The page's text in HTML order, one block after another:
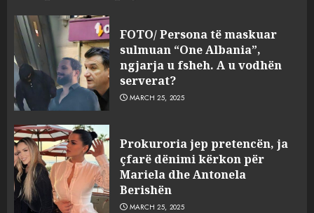
FOTO/ Persona të maskuar
sulmuan “One Albania”,
ngjarja u fsheh. A u vodhën
serverat?
MARCH 25, 2025
Prokuroria jep pretencën, ja
çfarë dënimi kërkon për
Mariela dhe Antonela
Berishën
MARCH 25, 2025